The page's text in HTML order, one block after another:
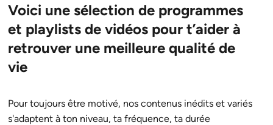
Voici une sélection de programmes
et playlists de vidéos pour t’aider à
retrouver une meilleure qualité de
vie
Pour toujours être motivé, nos contenus inédits et variés
s'adaptent à ton niveau, ta fréquence, ta durée